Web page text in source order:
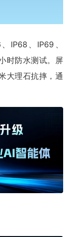
IP68、IP69、
时防水测试。屏
大理石抗摔，通